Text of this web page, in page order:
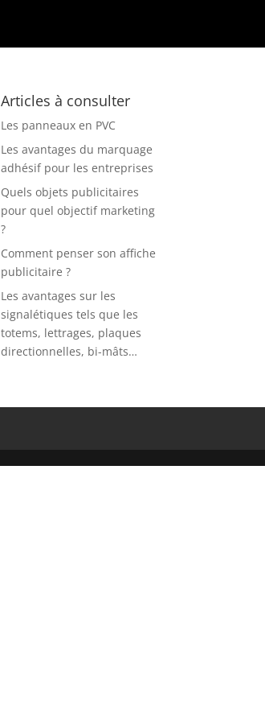
Articles à consulter
Les panneaux en PVC
Les avantages du marquage
adhésif pour les entreprises
Quels objets publicitaires
pour quel objectif marketing
?
Comment penser son affiche
publicitaire ?
Les avantages sur les
signalétiques tels que les
totems, lettrages, plaques
directionnelles, bi-mâts…